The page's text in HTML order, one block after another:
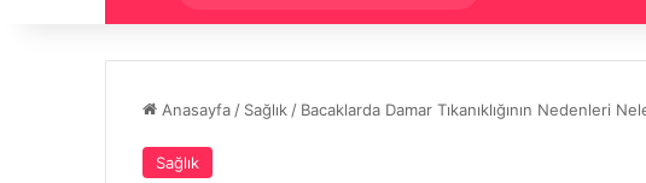
Anasayfa / Sağlık / Bacaklarda Damar Tıkanıklığının Nedenleri
Sağlık